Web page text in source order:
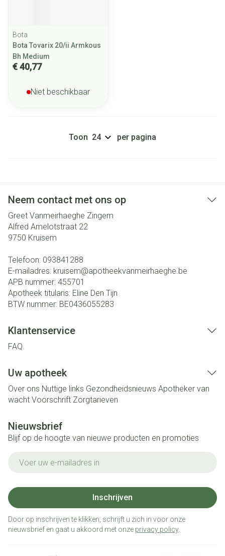
Bota
Bota Tovarix 20/ii Armkous
Bh Medium
€ 40,77
Niet beschikbaar
Toon per pagina
Neem contact met ons op
Greet Vanmeirhaeghe Zingem
Alfred Amelotstraat 22
9750 Kruisem
Telefoon: 093841288
E-mailadres: kruisem@apotheekvanmeirhaeghe.be
APB nummer: 455701
Apotheek titularis: Eline Den Tijn
BTW nummer: BE0436055283
Klantenservice
FAQ
Uw apotheek
Over ons Nuttige links Gezondheidsnieuws Apotheker van
wacht Voorschrift Zorgtarieven
Nieuwsbrief
Blijf op de hoogte van nieuwe producten en promoties
Inschrijven
Door op inschrijven te klikken, schrijft u zich in voor onze
nieuwsbrief en gaat u akkoord met onze privacy policy.